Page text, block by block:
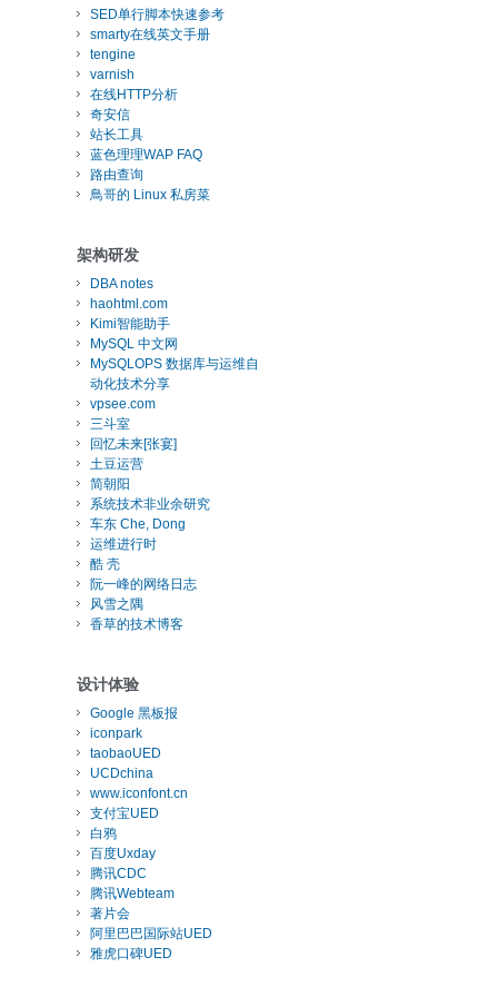
SED单行脚本快速参考
smarty在线英文手册
tengine
varnish
在线HTTP分析
奇安信
站长工具
蓝色理理WAP FAQ
路由查询
鳥哥的 Linux 私房菜
架构研发
DBA notes
haohtml.com
Kimi智能助手
MySQL 中文网
MySQLOPS 数据库与运维自
动化技术分享
vpsee.com
三斗室
回忆未来[张宴]
土豆运营
简朝阳
系统技术非业余研究
车东 Che, Dong
运维进行时
酷 壳
阮一峰的网络日志
风雪之隅
香草的技术博客
设计体验
Google 黑板报
iconpark
taobaoUED
UCDchina
www.iconfont.cn
支付宝UED
白鸦
百度Uxday
腾讯CDC
腾讯Webteam
著片会
阿里巴巴国际站UED
雅虎口碑UED